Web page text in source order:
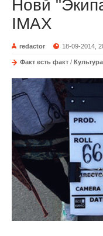
Новй
IMAX
redactor 18-09-2014,
Факт есть факт / Культура